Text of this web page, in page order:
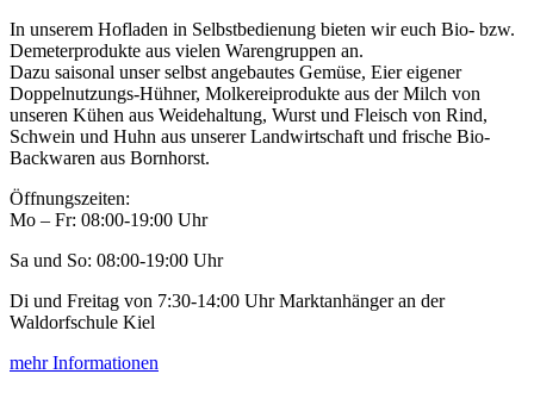
In unserem Hofladen in Selbstbedienung bieten wir euch Bio- bzw.
Demeterprodukte aus vielen Warengruppen an.
Dazu saisonal unser selbst angebautes Gemüse, Eier eigener
Doppelnutzungs-Hühner, Molkereiprodukte aus der Milch von
unseren Kühen aus Weidehaltung, Wurst und Fleisch von Rind,
Schwein und Huhn aus unserer Landwirtschaft und frische Bio-
Backwaren aus Bornhorst.
Öffnungszeiten:
Mo – Fr: 08:00-19:00 Uhr
Sa und So: 08:00-19:00 Uhr
Di und Freitag von 7:30-14:00 Uhr Marktanhänger an der
Waldorfschule Kiel
mehr Informationen